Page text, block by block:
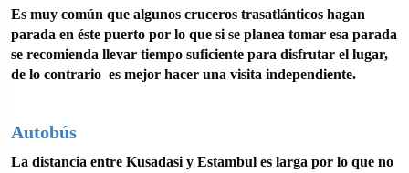
Es muy común que algunos cruceros trasatlánticos hagan
parada en éste puerto por lo que si se planea tomar esa parada
se recomienda llevar tiempo suficiente para disfrutar el lugar,
de lo contrario es mejor hacer una visita independiente.
Autobús
La distancia entre Kusadasi y Estambul es larga por lo que no